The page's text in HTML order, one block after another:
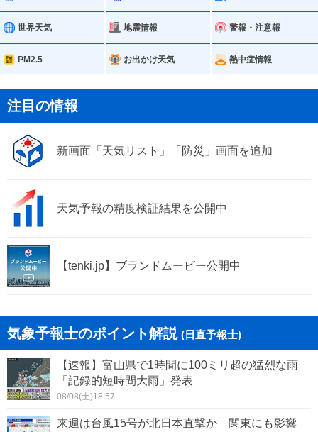
世界天気 地震情報 警報・注意報
PM2.5 お出かけ天気 熱中症情報
注目の情報
新画面「天気リスト」「防災」画面を追加
天気予報の精度検証結果を公開中
【tenki.jp】ブランドムービー公開中
気象予報士のポイント解説 (日直予報士)
【速報】富山県で1時間に100ミリ超の猛烈な雨
「記録的短時間大雨」発表
08/08(土)18:57
来週は台風15号が北日本直撃か 関東にも影響